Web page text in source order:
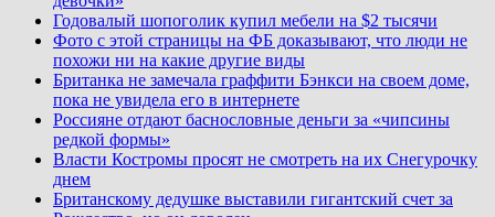
Годовалый шопоголик купил мебели на $2 тысячи
Фото с этой страницы на ФБ доказывают, что люди не
похожи ни на какие другие виды
Британка не замечала граффити Бэнкси на своем доме,
пока не увидела его в интернете
Россияне отдают баснословные деньги за «чипсины
редкой формы»
Власти Костромы просят не смотреть на их Снегурочку
днем
Британскому дедушке выставили гигантский счет за